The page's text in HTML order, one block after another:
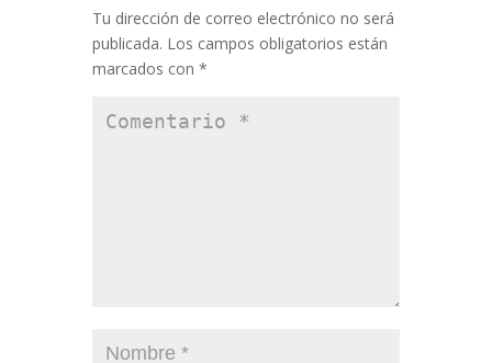
Tu dirección de correo electrónico no será
publicada. Los campos obligatorios están
marcados con *